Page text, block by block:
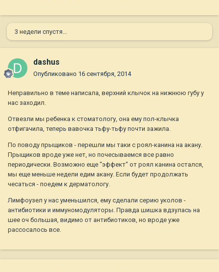
3 недели спустя...
dashus
Опубликовано 16 сентября, 2014
Неправильно в теме написала, верхний клычок на нижнюю губу у
нас заходил.
Отвезли мы ребенка к стоматологу, она ему пол-клычка
отфигачила, теперь вавочка тьфу-тьфу почти зажила.
По поводу прыщиков - перешли мы таки с роял-канина на акану.
Прыщиков вроде уже нет, но почесываемся все равно
периодически. Возможно еще "эффект" от роял канина остался,
мы еще меньше недели едим акану. Если будет продолжать
чесаться - поедем к дерматологу.
Лимфоузел у нас уменьшился, ему сделали серию уколов -
антибиотики и иммуномодуляторы. Правда шишка вдзулась на
шее оч большая, видимо от антибиотиков, но вроде уже
рассосалось все.